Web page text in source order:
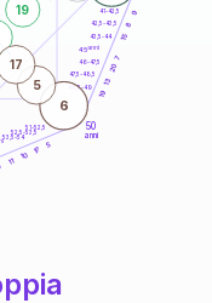
50
anni
41-42,5
42,5-43,5
43,5-44
46-47,5
47,5-48,5
48,5-49
51-52,5
52,5-53,5
53,5-54
9
8
15
7
20
13
19
5
17
10
11
6
19
5
17
45anni